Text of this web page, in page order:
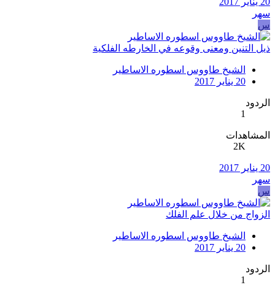
سهر
س
ذيل التنين ومعنى وقوعه في الخارطه الفلكية
الشيخ طاووس اسطوره الاساطير
20 يناير 2017
الردود
1
المشاهدات
2K
20 يناير 2017
سهر
س
الزواج من خلال علم الفلك
الشيخ طاووس اسطوره الاساطير
20 يناير 2017
الردود
1